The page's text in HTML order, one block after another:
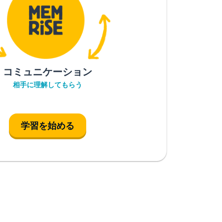
コミュニケーション
相手に理解してもらう
学習を始める